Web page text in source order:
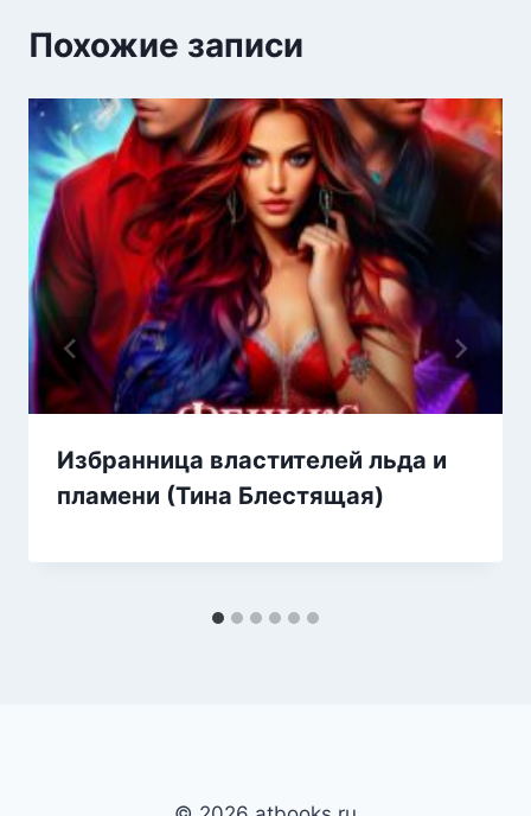
Похожие записи
Избранница властителей льда и
пламени (Тина Блестящая)